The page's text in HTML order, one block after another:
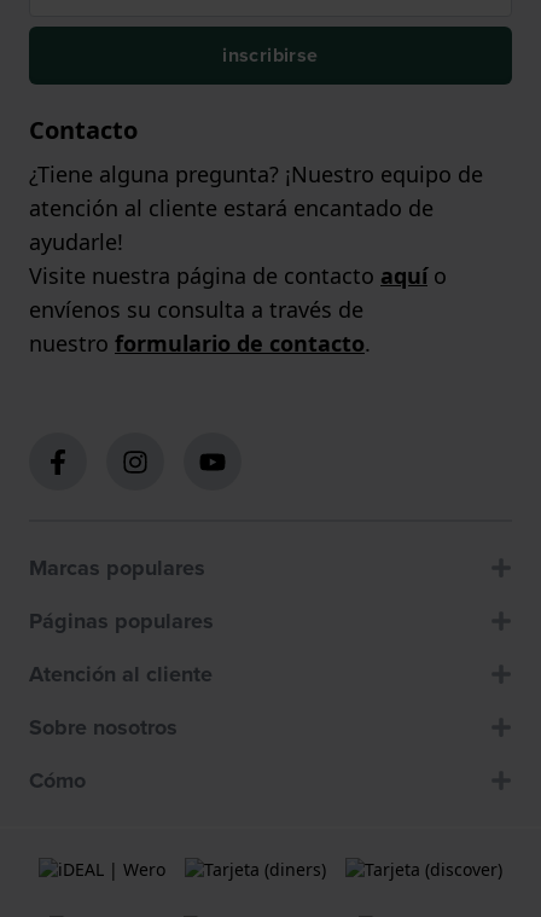
inscribirse
Contacto
¿Tiene alguna pregunta? ¡Nuestro equipo de
atención al cliente estará encantado de
ayudarle!
Visite nuestra página de contacto aquío
envíenos su consulta a través de
nuestro formulario de contacto.
Marcas populares
Páginas populares
Atención al cliente
Sobre nosotros
Cómo